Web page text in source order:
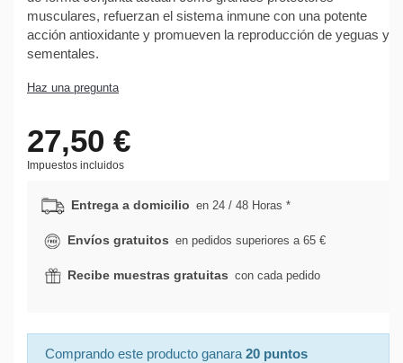
musculares, refuerzan el sistema inmune con una potente
acción antioxidante y promueven la reproducción de yeguas y
sementales.
Haz una pregunta
27,50 €
Impuestos incluidos
Entrega a domicilio en 24 / 48 Horas *
Envíos gratuitos en pedidos superiores a 65 €
Recibe muestras gratuitas con cada pedido
Comprando este producto ganara 20 puntos